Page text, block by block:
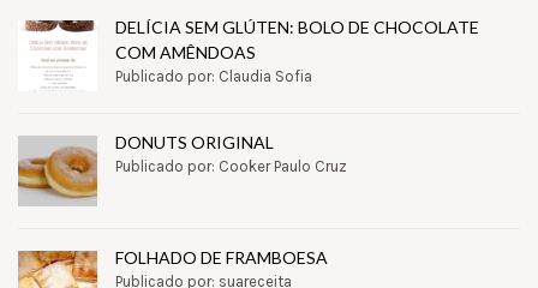
DELÍCIA SEM GLÚTEN: BOLO DE CHOCOLATE
COM AMÊNDOAS
Publicado por: Claudia Sofia
DONUTS ORIGINAL
Publicado por: Cooker Paulo Cruz
FOLHADO DE FRAMBOESA
Publicado por: suareceita